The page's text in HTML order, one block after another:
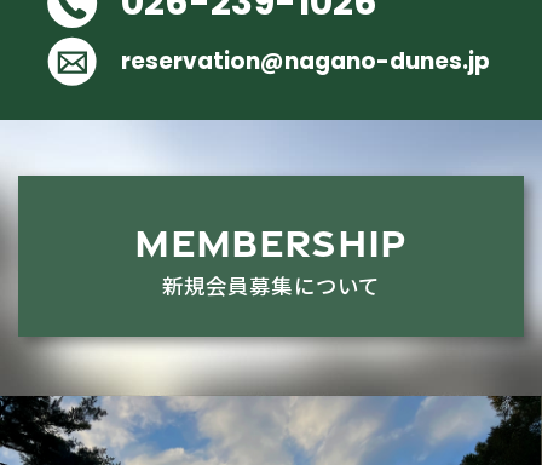
reservation@nagano-dunes.jp
MEMBERSHIP
新規会員募集について